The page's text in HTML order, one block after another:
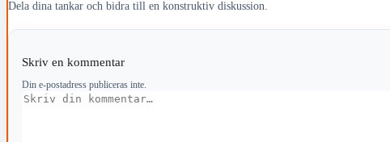
Dela dina tankar och bidra till en konstruktiv diskussion.
Skriv en kommentar
Din e-postadress publiceras inte.
Kommentar